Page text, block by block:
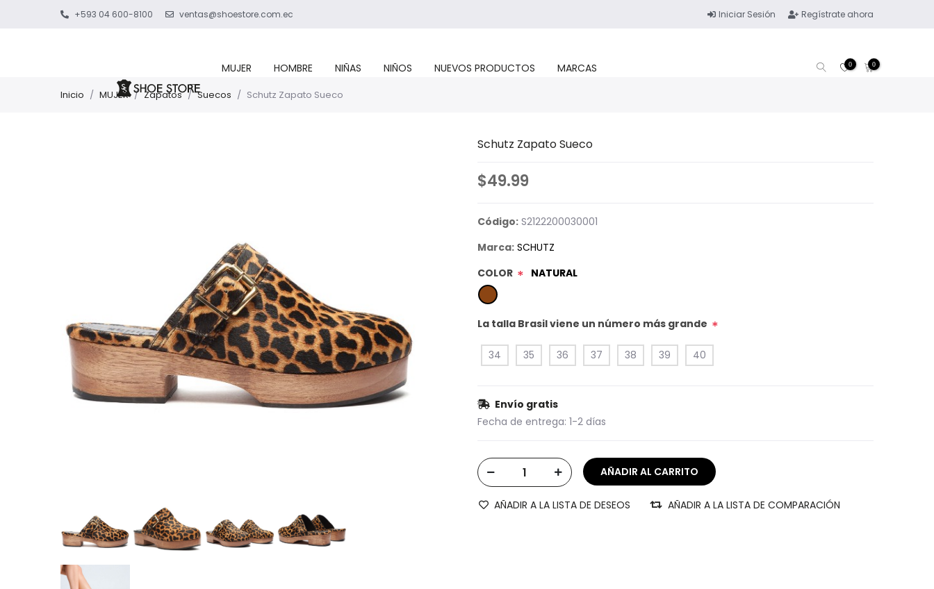
+593 04 600-8100 ventas@shoestore.com.ec Iniciar Sesión Regístrate ahora
MUJER HOMBRE NIÑAS NIÑOS NUEVOS PRODUCTOS MARCAS 0 0
Inicio / MUJER / Zapatos / Suecos / Schutz Zapato Sueco
Schutz Zapato Sueco
$49.99
Código: S2122200030001
Marca: SCHUTZ
COLOR * NATURAL
La talla Brasil viene un número más grande *
34 35 36 37 38 39 40
Envío gratis
Fecha de entrega: 1-2 días
AÑADIR A LA LISTA DE DESEOS AÑADIR A LA LISTA DE COMPARACIÓN